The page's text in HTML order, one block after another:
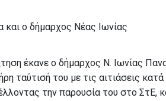
ο δήμαρχος Νέας Ιωνίας
έκανε ο δήμαρχος Ν. Ιωνίας
ταύτισή του με τις αιτιάσεις
την παρουσία του στο ΣτΕ,